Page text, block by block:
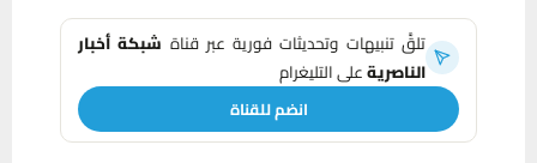
تلقَّ تنبيهات وتحديثات فورية عبر قناة شبكة أخبار
الناصريةعلى التليغرام
انضم للقناة